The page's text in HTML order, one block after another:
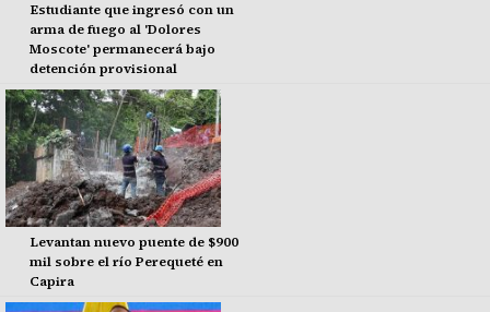
Estudiante que ingresó con un
arma de fuego al 'Dolores
Moscote' permanecerá bajo
detención provisional
Levantan nuevo puente de $900
mil sobre el río Perequeté en
Capira